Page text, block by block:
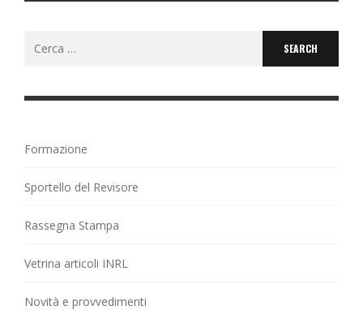
Formazione
Sportello del Revisore
Rassegna Stampa
Vetrina articoli INRL
Novità e provvedimenti